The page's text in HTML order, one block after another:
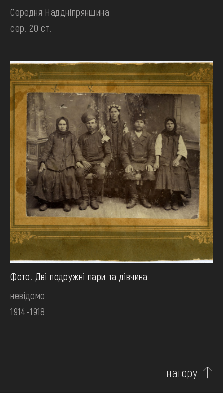
Середня Наддніпрянщина
сер. 20 ст.
Фото. Дві подружні пари та дівчина
невідомо
1914-1918
нагору